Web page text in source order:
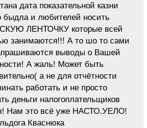
дата показательной казни
быдла и любителей носить
ЛЕНТОЧКУ которые всей
занимаются!!! А то шо то сами
выводы о Вашей
А жаль! Может быть
а не для отчётности
работать и не просто
деньги налогоплательщиков
Нам это всё уже НАСТО.УЕЛО!
Кваснюка